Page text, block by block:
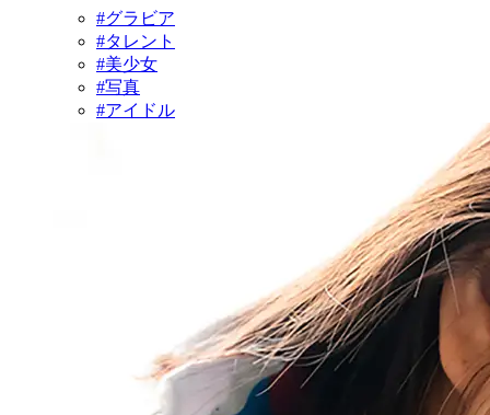
#グラビア
#タレント
#美少女
#写真
#アイドル